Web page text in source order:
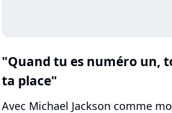
"Quand tu es numéro un,
ta place"
Avec Michael Jackson comme